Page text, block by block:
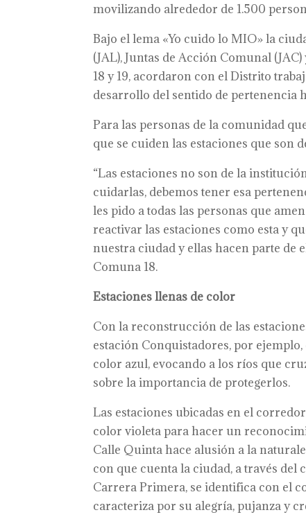
movilizando alrededor de 1.500
Bajo el lema «Yo cuido lo MIO» la
(JAL), Juntas de Acción Comunal
18 y 19, acordaron con el Distrito
desarrollo del sentido de pertenencia
Para las personas de la comunidad
que se cuiden las estaciones que son
“Las estaciones no son de la
cuidarlas, debemos tener esa
les pido a todas las personas que
reactivar las estaciones como esta y
nuestra ciudad y ellas hacen parte de
Comuna 18.
Estaciones llenas de color
Con la reconstrucción de las
estación Conquistadores, por
color azul, evocando a los ríos que
sobre la importancia de protegerlos.
Las estaciones ubicadas en el
color violeta para hacer un
Calle Quinta hace alusión a la
con que cuenta la ciudad, a través
Carrera Primera, se identifica con el
caracteriza por su alegría, pujanza y